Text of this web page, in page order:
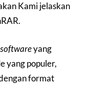
Kami jelaskan
softwareyang
yang populer,
format